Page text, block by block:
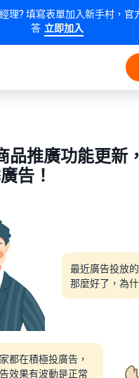
理? 填寫表單加入新手村，官
答 立即加入
品推廣功能更新
告！
最近廣告投放
那麼好了，為
都在積極投廣告，
效果有波動是正常